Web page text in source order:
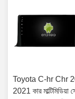
Toyota C-hr Chr
2021 কার মাল্টিমিডিয়া